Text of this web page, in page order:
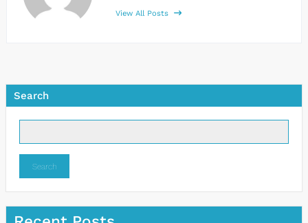
View All Posts
Search
Search